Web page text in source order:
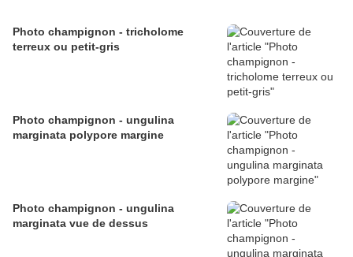
Photo champignon - tricholome
terreux ou petit-gris
Photo champignon - ungulina
marginata polypore margine
Photo champignon - ungulina
marginata vue de dessus